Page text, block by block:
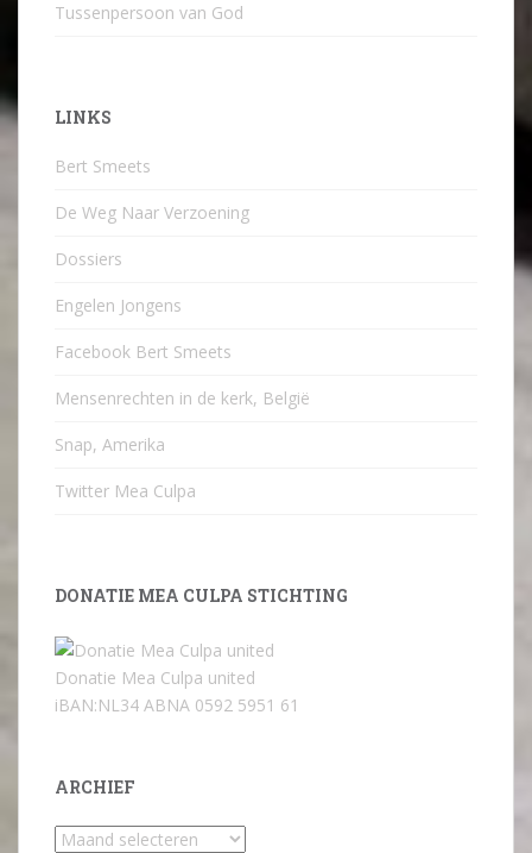
Tussenpersoon van God
LINKS
Bert Smeets
De Weg Naar Verzoening
Dossiers
Engelen Jongens
Facebook Bert Smeets
Mensenrechten in de kerk, België
Snap, Amerika
Twitter Mea Culpa
DONATIE MEA CULPA STICHTING
Donatie Mea Culpa united
iBAN:NL34 ABNA 0592 5951 61
ARCHIEF
Archief